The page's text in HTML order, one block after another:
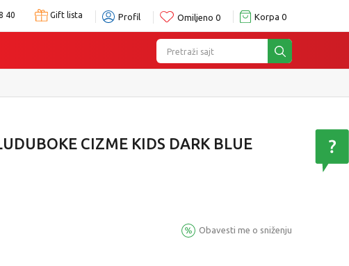
40 Gift lista Profil Omiljeno 0 Korpa 0
Pretraži sajt
CIZME KIDS DARK BLUE
Obavesti me o sniženju